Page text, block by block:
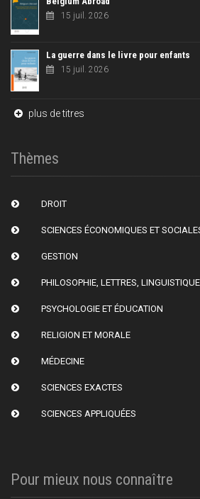
15 juil. 2026
La guerre dans le livre pour enfants
15 juil. 2026
plus de titres
Thèmes
DROIT
SCIENCES ÉCONOMIQUES ET
GESTION
PHILOSOPHIE, LETTRES,
PSYCHOLOGIE ET ÉDUCATION
RELIGION ET MORALE
MÉDECINE
SCIENCES EXACTES
SCIENCES APPLIQUÉES
Pour mieux nous connaître